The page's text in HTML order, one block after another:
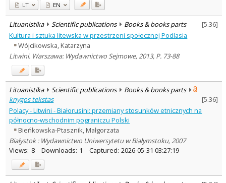
LT EN
Lituanistika Scientific publications Books & books parts [5.36]
Kultura i sztuka litewska w przestrzeni społecznej Podlasia
Wójcikowska, Katarzyna
Litwini. Warszawa: Wydawnictwo Sejmowe, 2013, P. 73-88
Lituanistika Scientific publications
Books & books parts
knygos tekstas
[5.36]
Polacy - Litwini - Białorusini: przemiany stosunków etnicznych na
północno-wschodnim pograniczu Polski
Bieńkowska-Ptasznik, Małgorzata
Białystok : Wydawnictwo Uniwersytetu w Białymstoku, 2007
Views: 8 Downloads: 1 Captured: 2026-05-31 03:27:19